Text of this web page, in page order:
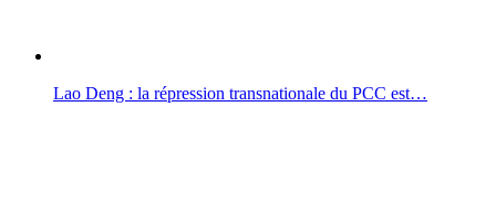
Lao Deng : la répression transnationale du PCC est…